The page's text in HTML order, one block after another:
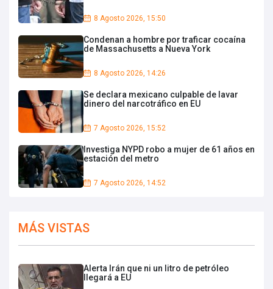
8 Agosto 2026, 15:50
Condenan a hombre por traficar cocaína
de Massachusetts a Nueva York
8 Agosto 2026, 14:26
Se declara mexicano culpable de lavar
dinero del narcotráfico en EU
7 Agosto 2026, 15:52
Investiga NYPD robo a mujer de 61 años en
estación del metro
7 Agosto 2026, 14:52
MÁS VISTAS
Alerta Irán que ni un litro de petróleo
llegará a EU